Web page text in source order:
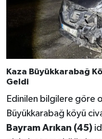
Kaza Büyükkarabağ
Geldi
Edinilen bilgilere göre
Büyükkarabağ köyü
Bayram Arıkan (45)